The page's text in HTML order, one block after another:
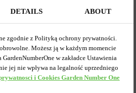
dobrze rosną w słońcu, dlatego je
odmiany różowe i fioletowe.
Wcześniej próbowałam uprawiać z
że jest to bardzo trudny i długi
kupić bulwy i posadzić.
DETAILS ABOUT
zgodnie z Polityką ochrony prywatności.
Możesz ją w każdym momencie
w zakładce Ustawienia
jej nie wpływa na legalność uprzedniego
i Cookies Garden Number One